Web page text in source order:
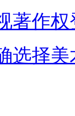
著作
选择